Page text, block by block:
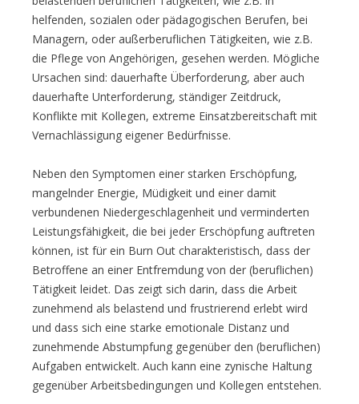
helfenden, sozialen oder pädagogischen Berufen, bei
Managern, oder außerberuflichen Tätigkeiten, wie z.B.
die Pflege von Angehörigen, gesehen werden. Mögliche
Ursachen sind: dauerhafte Überforderung, aber auch
dauerhafte Unterforderung, ständiger Zeitdruck,
Konflikte mit Kollegen, extreme Einsatzbereitschaft mit
Vernachlässigung eigener Bedürfnisse.
Neben den Symptomen einer starken Erschöpfung,
mangelnder Energie, Müdigkeit und einer damit
verbundenen Niedergeschlagenheit und verminderten
Leistungsfähigkeit, die bei jeder Erschöpfung auftreten
können, ist für ein Burn Out charakteristisch, dass der
Betroffene an einer Entfremdung von der (beruflichen)
Tätigkeit leidet. Das zeigt sich darin, dass die Arbeit
zunehmend als belastend und frustrierend erlebt wird
und dass sich eine starke emotionale Distanz und
zunehmende Abstumpfung gegenüber den (beruflichen)
Aufgaben entwickelt. Auch kann eine zynische Haltung
gegenüber Arbeitsbedingungen und Kollegen entstehen.